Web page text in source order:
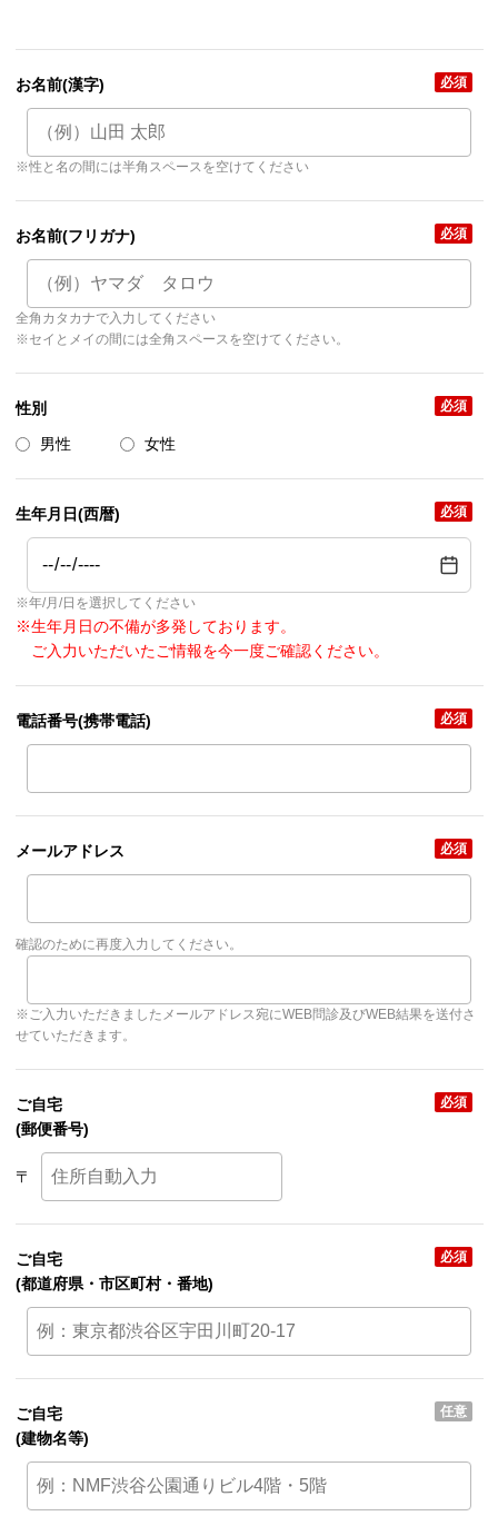
お名前(漢字) 必須
※性と名の間には半角スペースを空けてください
お名前(フリガナ) 必須
全角カタカナで入力してください
※セイとメイの間には全角スペースを空けてください。
性別 必須
男性 女性
生年月日(西暦) 必須
※年/月/日を選択してください
※生年月日の不備が多発しております。
ご入力いただいたご情報を今一度ご確認ください。
電話番号(携帯電話) 必須
メールアドレス 必須
確認のために再度入力してください。
※ご入力いただきましたメールアドレス宛にWEB問診及びWEB結果を送付さ
せていただきます。
ご自宅
(郵便番号)
必須
〒
ご自宅
(都道府県・市区町村・番地)
必須
ご自宅
(建物名等)
任意